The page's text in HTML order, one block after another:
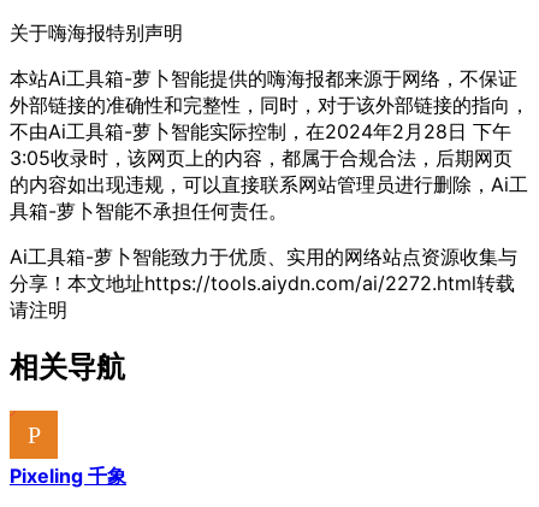
关于嗨海报特别声明
本站Ai工具箱-萝卜智能提供的嗨海报都来源于网络，不保证
外部链接的准确性和完整性，同时，对于该外部链接的指向，
不由Ai工具箱-萝卜智能实际控制，在2024年2月28日 下午
3:05收录时，该网页上的内容，都属于合规合法，后期网页
的内容如出现违规，可以直接联系网站管理员进行删除，Ai工
具箱-萝卜智能不承担任何责任。
Ai工具箱-萝卜智能致力于优质、实用的网络站点资源收集与
分享！ 本文地址https://tools.aiydn.com/ai/2272.html转载
请注明
相关导航
Pixeling 千象